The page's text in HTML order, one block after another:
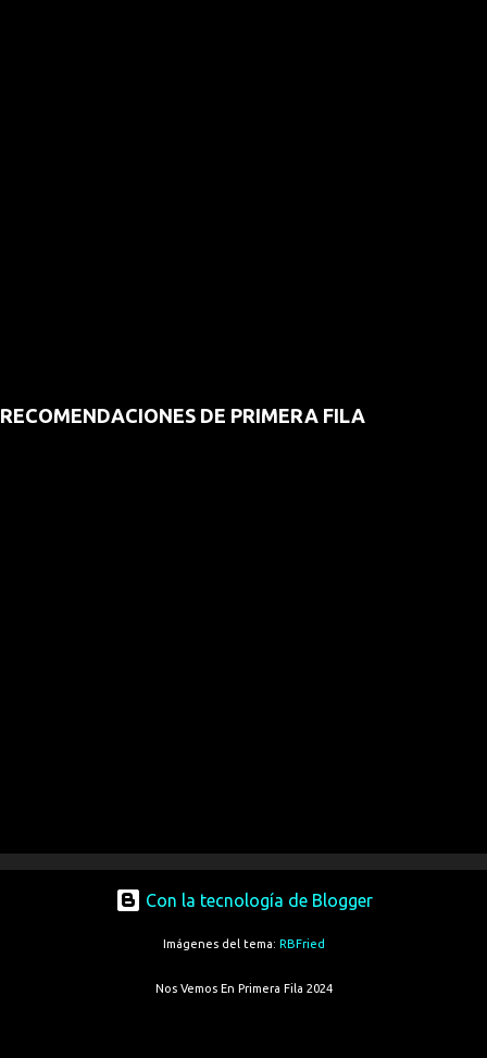
RECOMENDACIONES DE PRIMERA FILA
Con la tecnología de Blogger
Imágenes del tema: RBFried
Nos Vemos En Primera Fila 2024